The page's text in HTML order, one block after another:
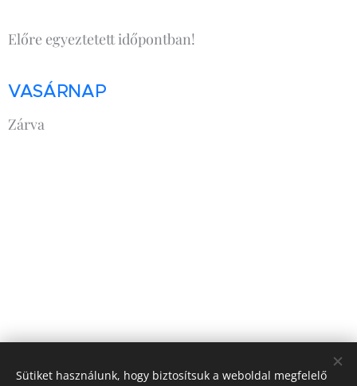
Előre egyeztetett időpontban!
VASÁRNAP
Zárva
Sütiket használunk, hogy biztosítsuk a weboldal megfelelő